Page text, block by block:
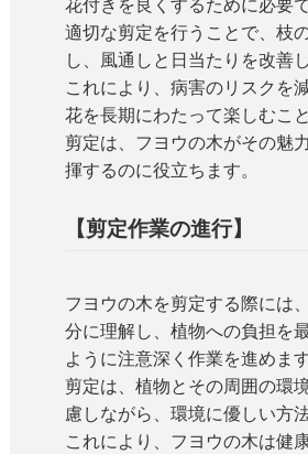
適切な剪定を行うことで、枝
し、風通しと日当たりを改善し
これにより、病害のリスクを
花を長期にわたって楽しむこ
剪定は、フヨウの木がその魅
揮するのに役立ちます。
【剪定作業の進行】
フヨウの木を剪定する際には
分に理解し、植物への負担を
ように注意深く作業を進めます
剪定は、植物とその周囲の環
慮しながら、環境に優しい方
これにより、フヨウの木は健